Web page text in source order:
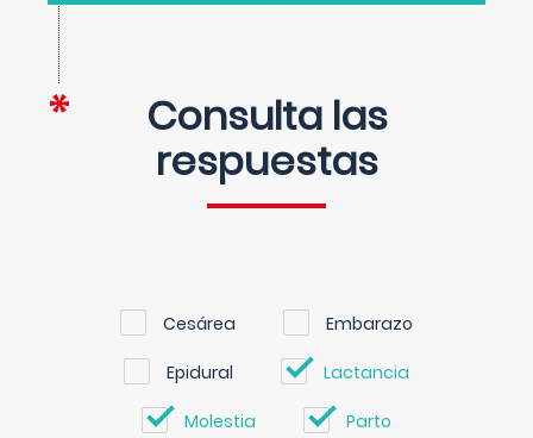
Consulta las
respuestas
Cesárea Embarazo
Epidural Lactancia
Molestia Parto